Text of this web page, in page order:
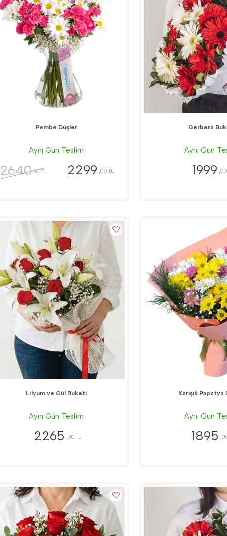
Pembe Düşler
Aynı Gün Teslim
2640,00 TL 2299 ,00 TL
Gerbera
Aynı Gün
1999
Lilyum ve Gül Buketi
Aynı Gün Teslim
2265 ,00 TL
Karışık
Aynı Gün
1895